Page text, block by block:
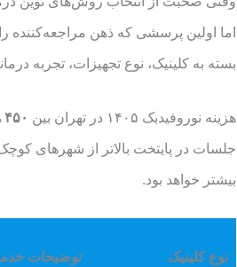
اما اولین پرسشی که ذهن مراجعه‌کننده
بسته به کلینیک، نوع تجهیزات، تجربه
هزینه نوروفیدبک ۱۴۰۵ در تهران بین ۴۵۰ هزار تا ۹۰۰ هزار تومان
جلسات در پایتخت بالاتر از شهرهای
بیشتر خواهد بود.
نوع کلینیک توضیحات